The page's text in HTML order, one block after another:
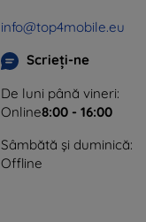
info@top4mobile.eu
Scrieți-ne
De luni până vineri:
Online8:00 - 16:00
Sâmbătă și duminică:
Offline